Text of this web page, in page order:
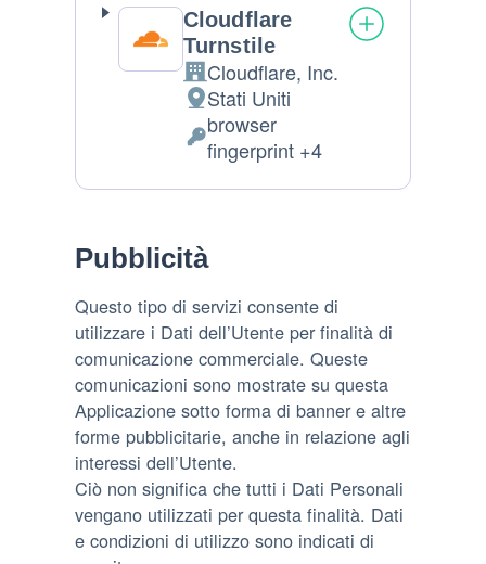
Cloudflare
Turnstile
Azienda:
Cloudflare, Inc.
Luogo
del
trattamento:
Stati Uniti
Dati
browser
fingerprint +4
Pubblicità
Questo tipo di servizi consente di
utilizzare i Dati dell’Utente per finalità di
comunicazione commerciale. Queste
comunicazioni sono mostrate su questa
Applicazione sotto forma di banner e altre
forme pubblicitarie, anche in relazione agli
interessi dell’Utente.
Ciò non significa che tutti i Dati Personali
vengano utilizzati per questa finalità. Dati
e condizioni di utilizzo sono indicati di